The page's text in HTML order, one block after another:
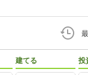
建てる 投